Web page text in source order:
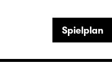
Spielplan